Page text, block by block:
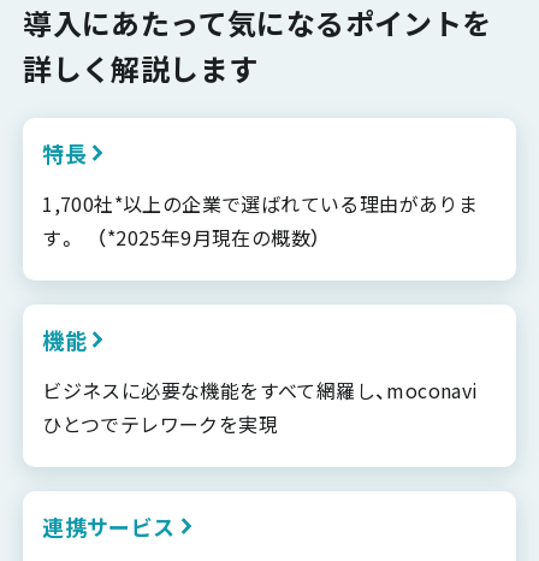
導入にあたって気になるポイントを
詳しく解説します
特長
1,700社*以上の企業で選ばれている理由がありま
す。 （*2025年9月現在の概数）
機能
ビジネスに必要な機能をすべて網羅し、moconavi
ひとつでテレワークを実現
連携サービス